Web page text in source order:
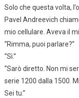
Solo che questa volta,
Pavel Andreevich
mio cellulare. Aveva il
“Rimma, puoi parlare?”
“Sì.”
“Sarò diretto. Non mi
serie 1200 dalla 1500.
Sei tu.”